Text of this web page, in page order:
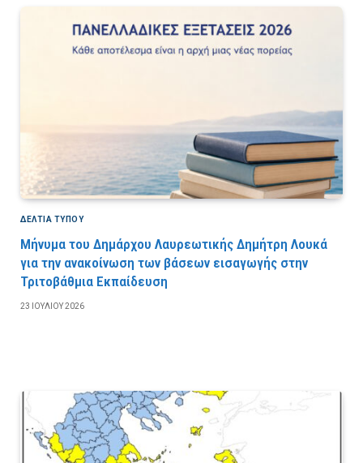
ΔΕΛΤΙΑ ΤΥΠΟΥ
Μήνυμα του Δημάρχου Λαυρεωτικής Δημήτρη Λουκά
για την ανακοίνωση των βάσεων εισαγωγής στην
Τριτοβάθμια Εκπαίδευση
23 ΙΟΥΛΊΟΥ 2026